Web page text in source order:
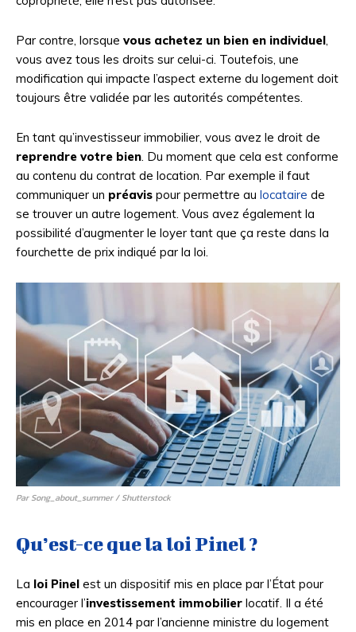
Par contre, lorsque vous achetez un bien en individuel
vous avez tous les droits sur celui-ci. Toutefois, une
modification qui impacte l’aspect externe du logement doit
toujours être validée par les autorités compétentes.
En tant qu’investisseur immobilier, vous avez le droit de
reprendre votre bien . Du moment que cela est conforme
au contenu du contrat de location. Par exemple il faut
communiquer un préavis pour permettre au locataire de
se trouver un autre logement. Vous avez également la
possibilité d’augmenter le loyer tant que ça reste dans la
fourchette de prix indiqué par la loi.
Par Song_about_summer / Shutterstock
Qu’est-ce que la loi Pinel ?
La loi Pinel est un dispositif mis en place par l’État pour
encourager l’investissement immobilier locatif. Il a été
mis en place en 2014 par l’ancienne ministre du logement